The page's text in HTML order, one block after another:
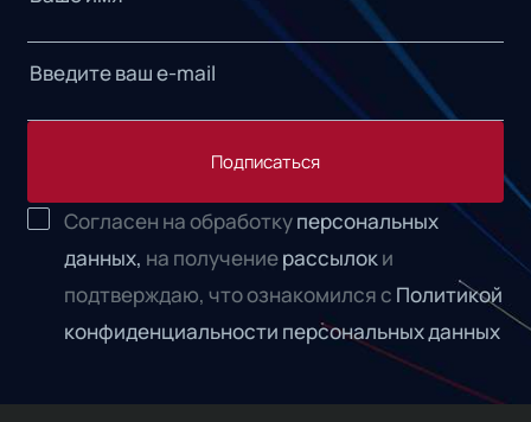
Подписаться
Согласен на обработкуперсональных
данных, на получениерассылоки
подтверждаю, что ознакомился с Политикой
конфиденциальности персональных данных